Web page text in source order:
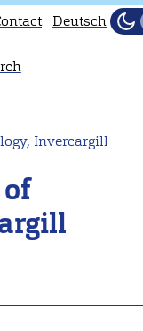
Deutsch
Invercargill